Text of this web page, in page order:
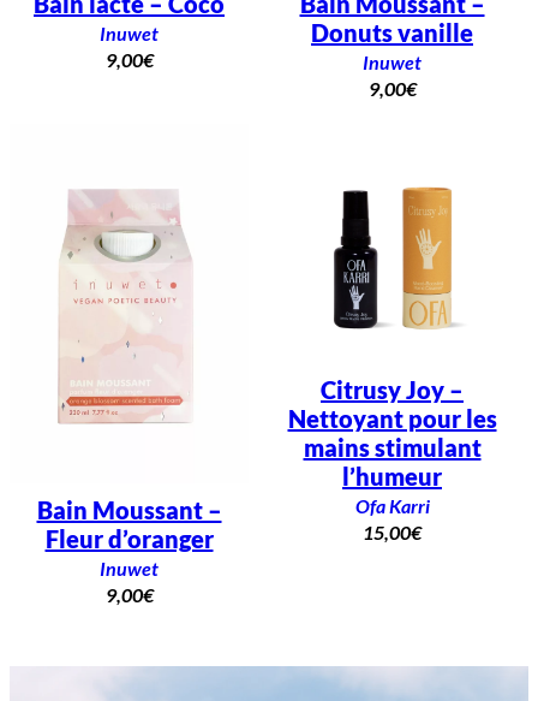
Inuwet
9,00€
Donuts vanille
Inuwet
9,00€
Bain Moussant –
Fleur d’oranger
Inuwet
9,00€
Citrusy Joy –
Nettoyant pour les
mains stimulant
l’humeur
Ofa Karri
15,00€